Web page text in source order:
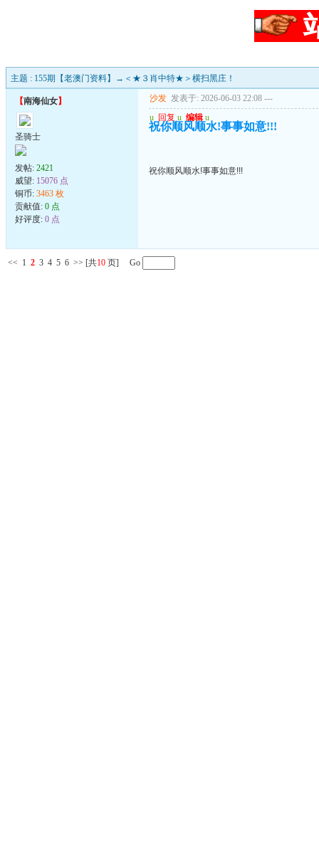
主题 : 155期【老澳门资料】→＜★３肖中特★＞横扫黑庄！
【南海仙女】
圣骑士
发帖: 2421
威望: 15076 点
铜币: 3463 枚
贡献值: 0 点
好评度: 0 点
沙发 发表于: 2026-06-03 22:08 ---
u 回复 u 编辑 u
祝你顺风顺水!事事如意!!!
祝你顺风顺水!事事如意!!!
<< 1 2 3 4 5 6 >> [共10 页] Go